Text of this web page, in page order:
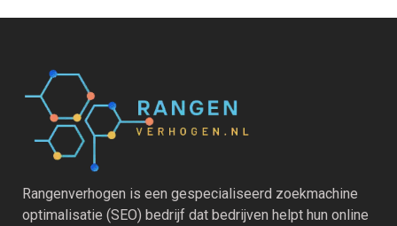
Rangenverhogen is een gespecialiseerd zoekmachine
optimalisatie (SEO) bedrijf dat bedrijven helpt hun online